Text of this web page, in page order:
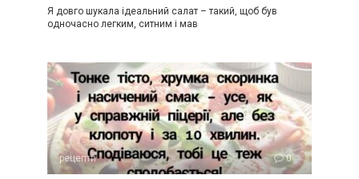
Я довго шукала ідеальний салат – такий, щоб був
одночасно легким, ситним і мав
рецепти 0